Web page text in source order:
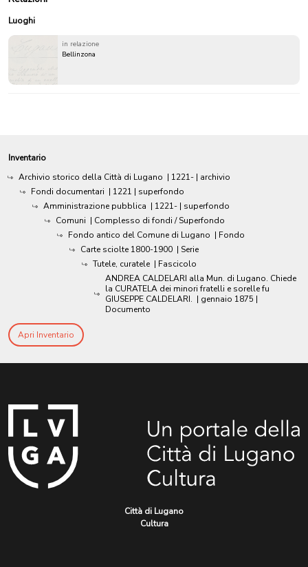
Luoghi
in relazione
Bellinzona
Inventario
Archivio storico della Città di Lugano | 1221- | archivio
Fondi documentari | 1221 | superfondo
Amministrazione pubblica | 1221- | superfondo
Comuni | Complesso di fondi / Superfondo
Fondo antico del Comune di Lugano | Fondo
Carte sciolte 1800-1900 | Serie
Tutele, curatele | Fascicolo
ANDREA CALDELARI alla Mun. di Lugano. Chiede
la CURATELA dei minori fratelli e sorelle fu
GIUSEPPE CALDELARI. | gennaio 1875 |
Documento
Apri Inventario
Città di Lugano
Cultura